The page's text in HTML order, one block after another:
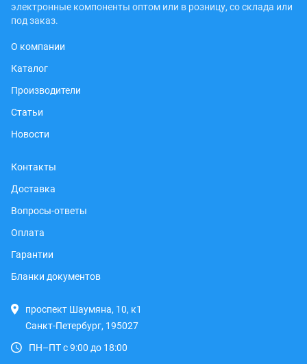
электронные компоненты оптом или в розницу, со склада или
под заказ.
О компании
Каталог
Производители
Статьи
Новости
Контакты
Доставка
Вопросы-ответы
Оплата
Гарантии
Бланки документов
проспект Шаумяна, 10, к1
Санкт-Петербург, 195027
ПН–ПТ с 9:00 до 18:00